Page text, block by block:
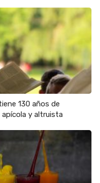
130 años de
y altruista